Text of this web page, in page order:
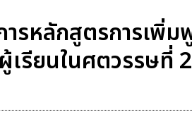
รหลักสูตรการเพิ่
รียนในศตวรรษที่